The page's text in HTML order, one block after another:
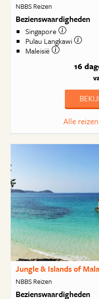
NBBS Reizen
Bezienswaardigheden
Singapore
Pulau Langkawi
Maleisië
16
Alle
Jungle & Islands of
NBBS Reizen
Bezienswaardigheden